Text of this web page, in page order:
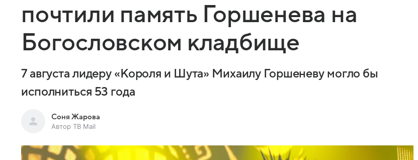
почтили память Горшенева на
Богословском кладбище
7 августа лидеру «Короля и Шута» Михаилу Горшеневу могло бы
исполниться 53 года
Соня Жарова
Автор ТВ Mail